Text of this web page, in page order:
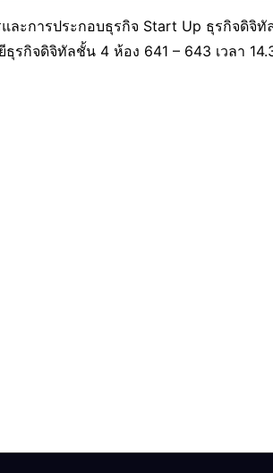
ละการประกอบธุรกิจ Start Up ธุรกิจดิจิทั
กิจดิจิทัลชั้น 4 ห้อง 641 – 643 เวลา